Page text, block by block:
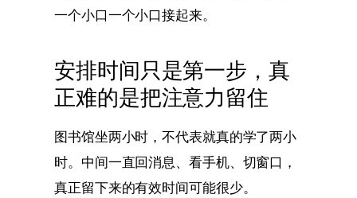
一个小口一个小口接起来。
安排时间只是第一步，真
正难的是把注意力留住
图书馆坐两小时，不代表就真的学了两小
时。中间一直回消息、看手机、切窗口，
真正留下来的有效时间可能很少。